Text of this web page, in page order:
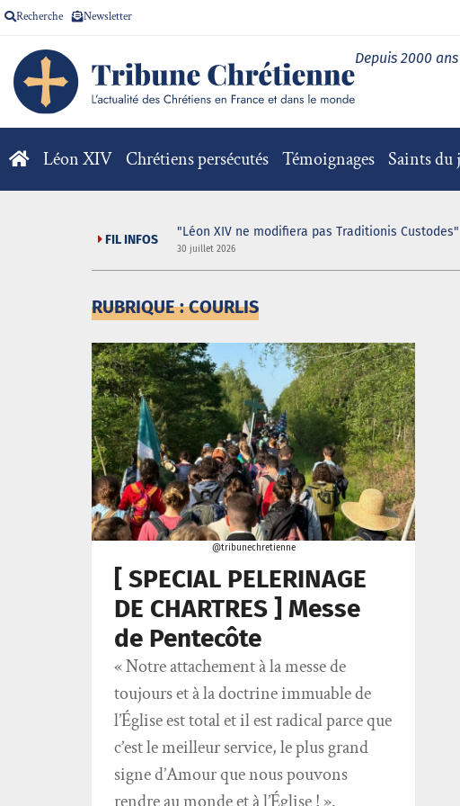
Recherche Newsletter
Depuis 2000 ans
Léon XIV Chrétiens persécutés Témoignages Saints du
FIL INFOS "Léon XIV ne modifiera pas Traditionis
30 juillet 2026
RUBRIQUE : COURLIS
@tribunechretienne
[ SPECIAL PELERINAGE
DE CHARTRES ] Messe
de Pentecôte
« Notre attachement à la messe de
toujours et à la doctrine immuable de
l’Église est total et il est radical parce que
c’est le meilleur service, le plus grand
signe d’Amour que nous pouvons